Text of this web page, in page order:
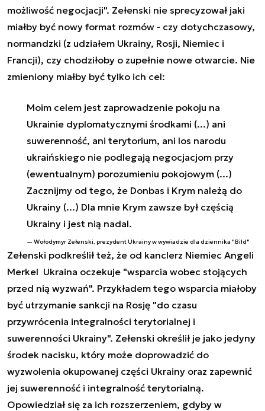
możliwość negocjacji". Zełenski nie sprecyzował jaki
miałby być nowy format rozmów - czy dotychczasowy,
normandzki (z udziałem Ukrainy, Rosji, Niemiec i
Francji), czy chodziłoby o zupełnie nowe otwarcie. Nie
zmieniony miałby być tylko ich cel:
Moim celem jest zaprowadzenie pokoju na
Ukrainie dyplomatycznymi środkami (...) ani
suwerenność, ani terytorium, ani los narodu
ukraińskiego nie podlegają negocjacjom przy
(ewentualnym) porozumieniu pokojowym (...)
Zacznijmy od tego, że Donbas i Krym należą do
Ukrainy (...) Dla mnie Krym zawsze był częścią
Ukrainy i jest nią nadal.
Wołodymyr Zełenski, prezydent Ukrainy w wywiadzie dla dziennika "Bild"
Zełenski podkreślił też, że od kanclerz Niemiec Angeli
Merkel Ukraina oczekuje "wsparcia wobec stojących
przed nią wyzwań". Przykładem tego wsparcia miałoby
być utrzymanie sankcji na Rosję "do czasu
przywrócenia integralności terytorialnej i
suwerenności Ukrainy". Zełenski określił je jako jedyny
środek nacisku, który może doprowadzić do
wyzwolenia okupowanej części Ukrainy oraz zapewnić
jej suwerenność i integralność terytorialną.
Opowiedział się za ich rozszerzeniem, gdyby w